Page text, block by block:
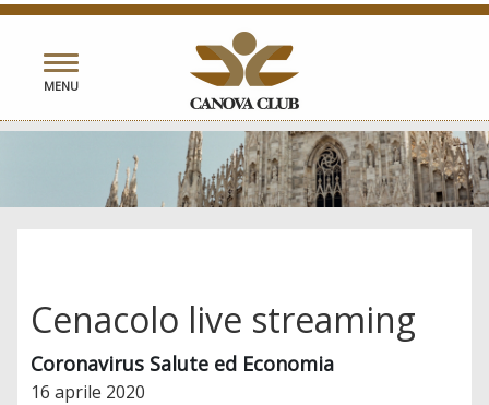
Toggle
navigation
MENU
Cenacolo live streaming
Coronavirus Salute ed Economia
16 aprile 2020